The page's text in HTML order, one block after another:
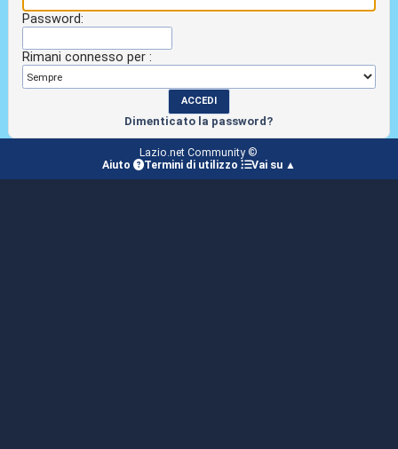
Password:
Rimani connesso per :
Dimenticato la password?
Lazio.net Community ©
Aiuto
Termini di utilizzo Vai su ▲